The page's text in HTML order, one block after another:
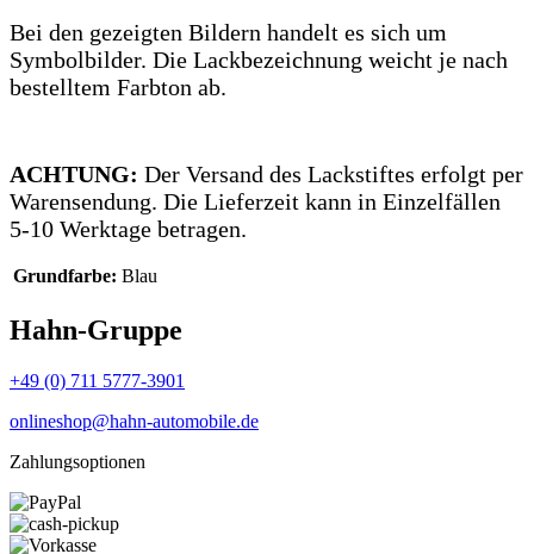
Bei den gezeigten Bildern handelt es sich um
Symbolbilder. Die Lackbezeichnung weicht je nach
bestelltem Farbton ab.
ACHTUNG: Der Versand des Lackstiftes erfolgt per
Warensendung. Die Lieferzeit kann in Einzelfällen
5-10 Werktage betragen.
Grundfarbe: Blau
Hahn-Gruppe
+49 (0) 711 5777-3901
onlineshop@hahn-automobile.de
Zahlungsoptionen